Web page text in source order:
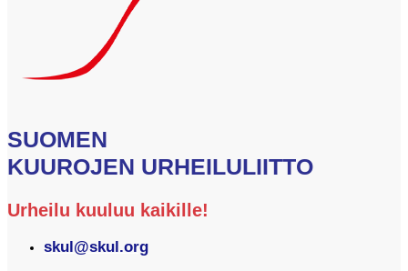
SUOMEN
KUUROJEN URHEILULIITTO
Urheilu kuuluu kaikille!
skul@skul.org